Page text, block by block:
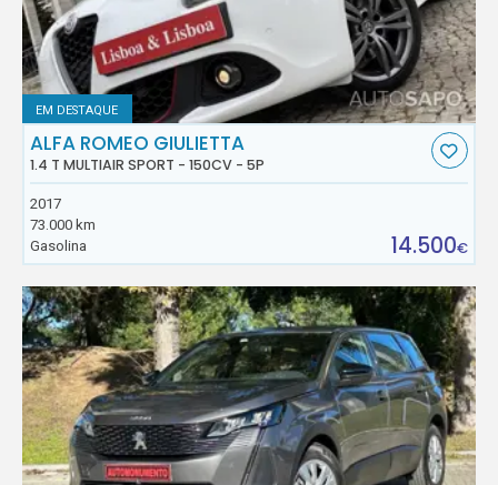
EM DESTAQUE
ALFA ROMEO GIULIETTA
1.4 T MULTIAIR SPORT - 150CV - 5P
2017
73.000 km
Gasolina
14.500€